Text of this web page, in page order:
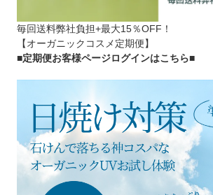
毎回送料弊社負担+最大15％OFF！
【オーガニックコスメ定期便】
■定期便お客様ページログインはこちら■